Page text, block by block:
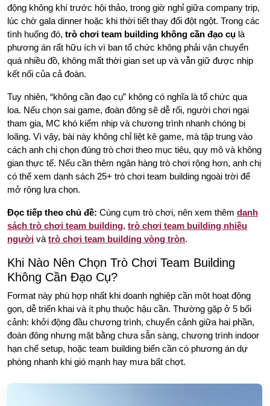
động không khí trước hội thảo, trong giờ nghỉ giữa company trip,
lúc chờ gala dinner hoặc khi thời tiết thay đổi đột ngột. Trong các
tình huống đó, trò chơi team building không cần đạo cụ là
phương án rất hữu ích vì ban tổ chức không phải vận chuyển
quá nhiều đồ, không mất thời gian set up và vẫn giữ được nhịp
kết nối của cả đoàn.
Tuy nhiên, “không cần đạo cụ” không có nghĩa là tổ chức qua
loa. Nếu chọn sai game, đoàn đông sẽ dễ rối, người chơi ngại
tham gia, MC khó kiểm nhịp và chương trình nhanh chóng bị
loãng. Vì vậy, bài này không chỉ liệt kê game, mà tập trung vào
cách anh chị chọn đúng trò chơi theo mục tiêu, quy mô và không
gian thực tế. Nếu cần thêm ngân hàng trò chơi rộng hơn, anh chị
có thể xem danh sách 25+ trò chơi team building ngoài trời để
mở rộng lựa chọn.
Đọc tiếp theo chủ đề: Cùng cụm trò chơi, nên xem thêm danh
sách trò chơi team building, trò chơi team building nhiều
người và trò chơi team building vòng tròn.
Khi Nào Nên Chọn Trò Chơi Team Building
Không Cần Đạo Cụ?
Format này phù hợp nhất khi doanh nghiệp cần một hoạt động
gọn, dễ triển khai và ít phụ thuộc hậu cần. Thường gặp ở 5 bối
cảnh: khởi động đầu chương trình, chuyển cảnh giữa hai phần,
đoàn đông nhưng mặt bằng chưa sẵn sàng, chương trình indoor
hạn chế setup, hoặc team building biển cần có phương án dự
phòng nhanh khi gió mạnh hay mưa bất chợt.